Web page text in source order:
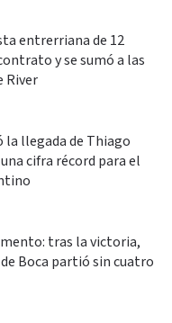
entrerriana de 12
y se sumó a las
River
la llegada de Thiago
cifra récord para el
tras la victoria,
Boca partió sin cuatro